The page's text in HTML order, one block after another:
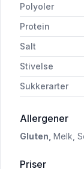
Polyoler
Protein
Salt
Stivelse
Sukkerarter
Allergeneri
Gluten, Melk,
Priser